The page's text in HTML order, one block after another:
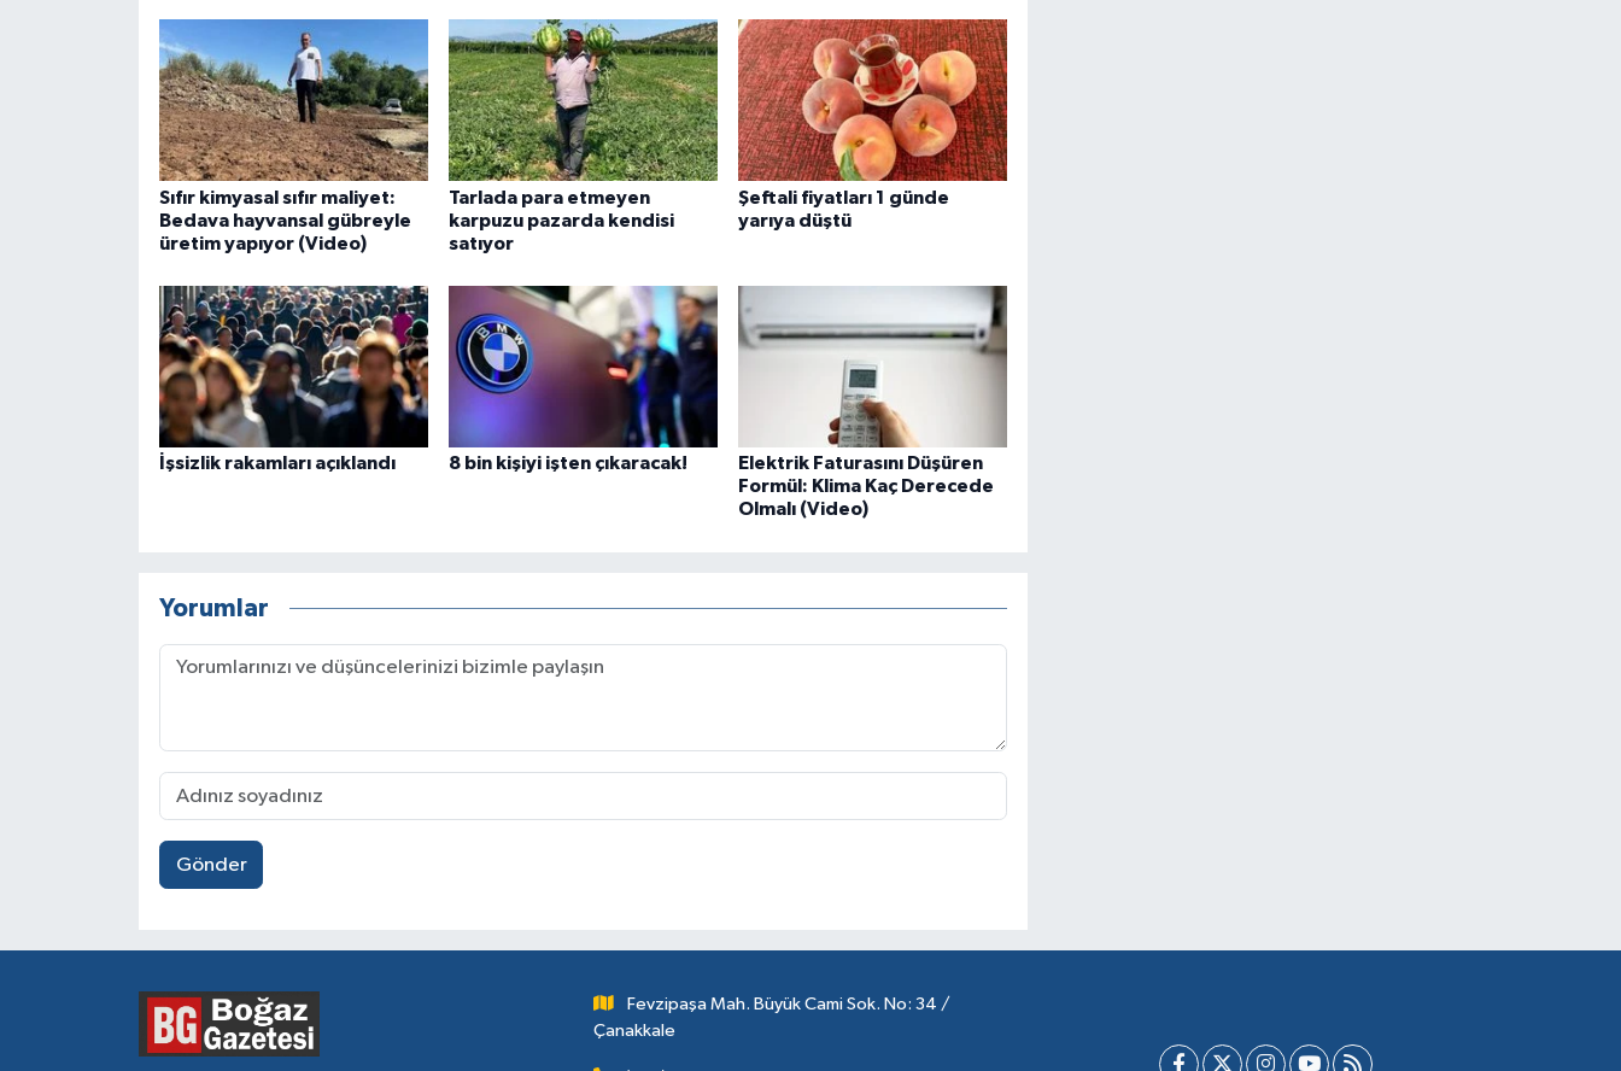
Sıfır kimyasal sıfır maliyet:
Bedava hayvansal gübreyle
üretim yapıyor (Video)
Tarlada para etmeyen
karpuzu pazarda kendisi
satıyor
Şeftali fiyatları 1 günde
yarıya düştü
İşsizlik rakamları açıklandı 8 bin kişiyi işten çıkaracak!
Elektrik Faturasını Düşüren
Formül: Klima Kaç Derecede
Olmalı (Video)
Yorumlar
Gönder
Fevzipaşa Mah. Büyük Cami Sok. No: 34 /
Çanakkale